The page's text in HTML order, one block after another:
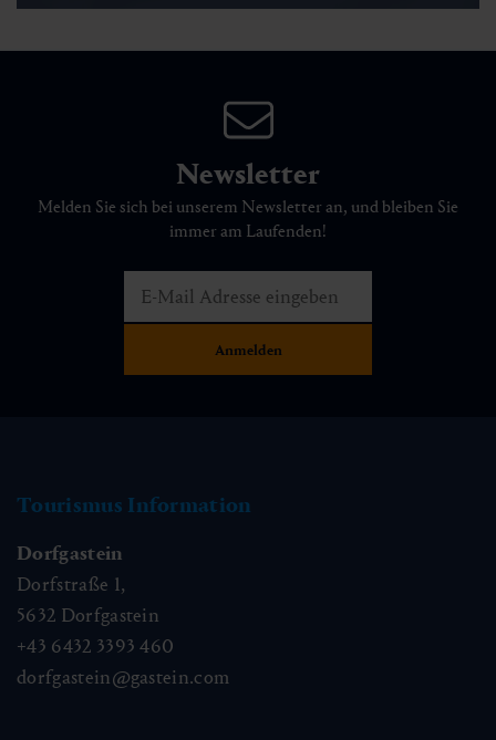
Newsletter
Melden Sie sich bei unserem Newsletter an, und bleiben Sie
immer am Laufenden!
Tourismus Information
Dorfgastein
Dorfstraße 1,
5632 Dorfgastein
+43 6432 3393 460
dorfgastein@gastein.com